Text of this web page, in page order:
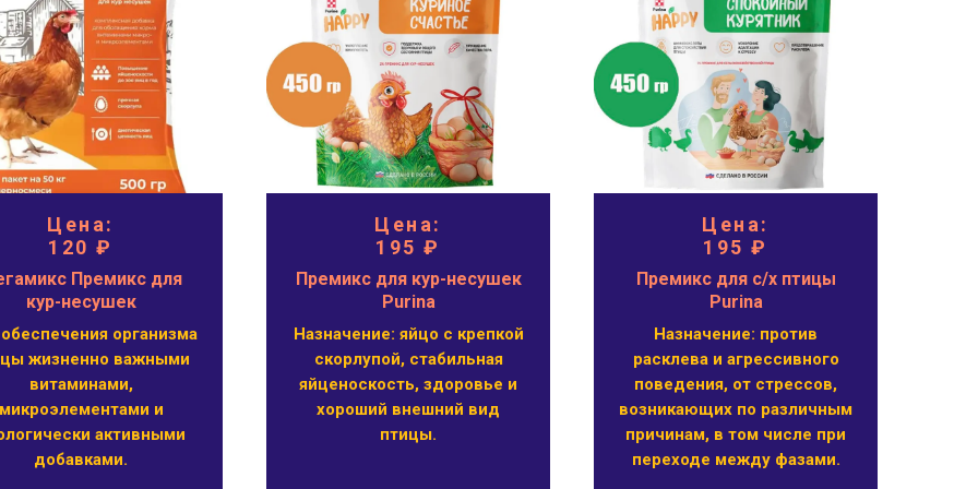
Цена:
120 ₽
Премикс для
кур-несушек
организма
жизненно важными
витаминами,
микроэлементами и
активными
добавками.
Цена:
195 ₽
Премикс для кур-несушек
Purina
Назначение: яйцо с крепкой
скорлупой, стабильная
яйценоскость, здоровье и
хороший внешний вид
птицы.
Цена:
195 ₽
Премикс для с/х птицы
Purina
Назначение: против
расклева и агрессивного
поведения, от стрессов,
возникающих по различным
причинам, в том числе при
переходе между фазами.